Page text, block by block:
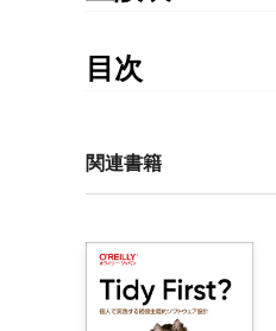
ちの書籍の刷数をご
2024年10月更新
【正】業務領域
■P.43 図3-3の右の図
目次
序文
この本について
第Ⅰ部　設計の基本方
関連書籍